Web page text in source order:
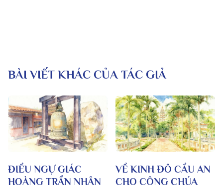
BÀI VIẾT KHÁC CỦA TÁC GIẢ
ĐIỀU NGỰ GIÁC
HOÀNG TRẦN NHÂN
VỀ KINH ĐÔ CẦU AN
CHO CÔNG CHÚA